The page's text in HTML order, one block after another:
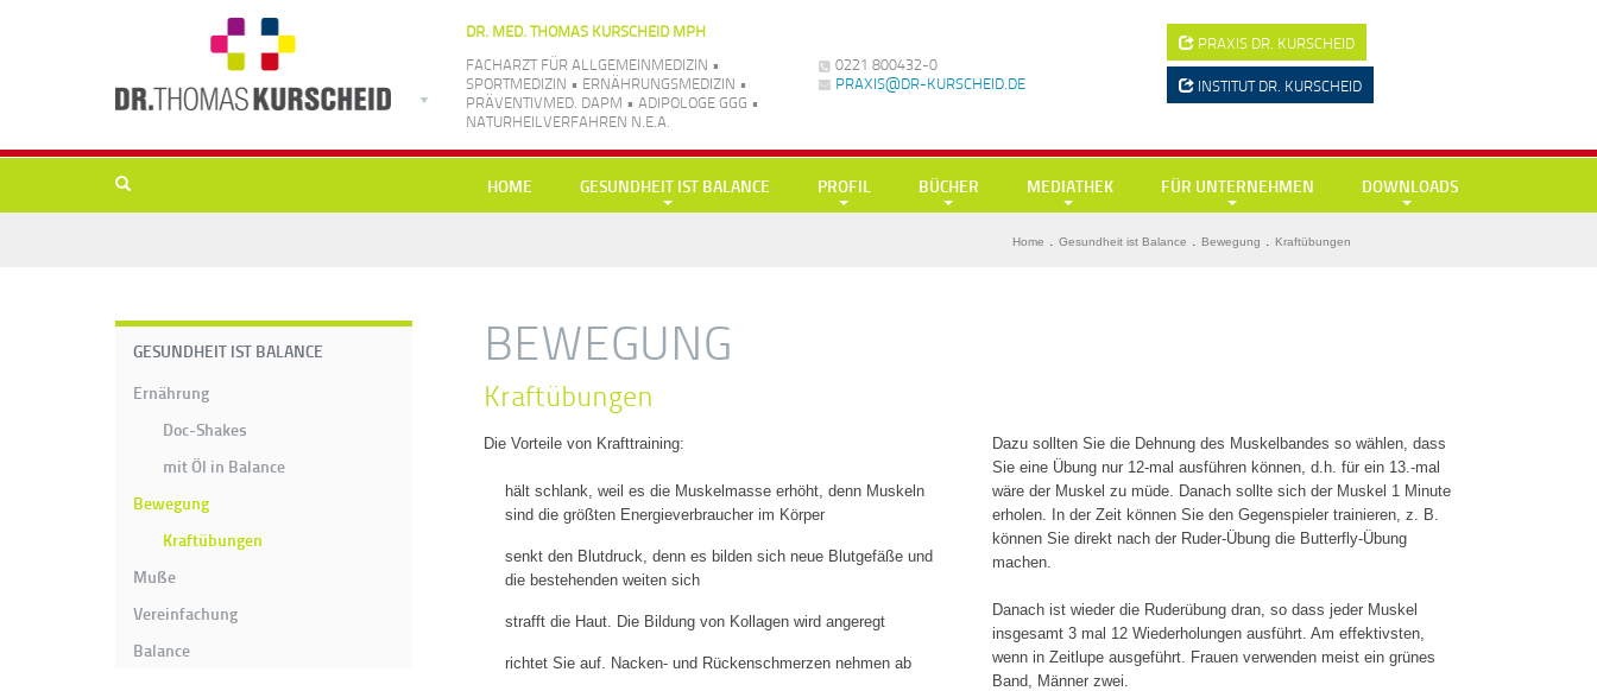
DR. MED. THOMAS KURSCHEID MPH
FACHARZT FÜR ALLGEMEINMEDIZIN •
SPORTMEDIZIN • ERNÄHRUNGSMEDIZIN •
PRÄVENTIVMED. DAPM • ADIPOLOGE GGG •
NATURHEILVERFAHREN N.E.A.
0221 800432-0
PRAXIS@DR-KURSCHEID.DE
PRAXIS DR. KURSCHEID
INSTITUTDR. KURSCHEID
HOME
GESUNDHEIT IST BALANCE
Vereinfachung
Balance
PROFIL
BÜCHER
Schlank mit Low Carb – High Fibre
Buchbeiträge
MEDIATHEK
FÜR UNTERNEHMEN
Vorträge – Showreel
DOWNLOADS
Home . Gesundheit ist Balance . Bewegung . Kraftübungen
GESUNDHEIT IST BALANCE
Ernährung
Doc-Shakes
mit Öl in Balance
Bewegung
Kraftübungen
Muße
Vereinfachung
Balance
BEWEGUNG
Kraftübungen
Die Vorteile von Krafttraining:
hält schlank, weil es die Muskelmasse erhöht, denn Muskeln
sind die größten Energieverbraucher im Körper
senkt den Blutdruck, denn es bilden sich neue Blutgefäße und
die bestehenden weiten sich
strafft die Haut. Die Bildung von Kollagen wird angeregt
richtet Sie auf. Nacken‐ und Rückenschmerzen nehmen ab
Dazu sollten Sie die Dehnung des Muskelbandes so wählen, dass
Sie eine Übung nur 12‐mal ausführen können, d.h. für ein 13.‐mal
wäre der Muskel zu müde. Danach sollte sich der Muskel 1 Minute
erholen. In der Zeit können Sie den Gegenspieler trainieren, z. B.
können Sie direkt nach der Ruder‐Übung die Butterfly‐Übung
machen.
Danach ist wieder die Ruderübung dran, so dass jeder Muskel
insgesamt 3 mal 12 Wiederholungen ausführt. Am effektivsten,
wenn in Zeitlupe ausgeführt. Frauen verwenden meist ein grünes
Band, Männer zwei.